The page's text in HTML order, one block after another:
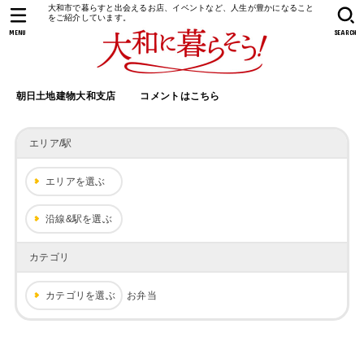
大和市で暮らすと出会えるお店、イベントなど、人生が豊かになること
をご紹介しています。
朝日土地建物大和支店 コメントはこちら
SEARCH
MENU
エリア/駅
エリアを選ぶ
沿線&駅を選ぶ
カテゴリ
カテゴリを選ぶ お弁当